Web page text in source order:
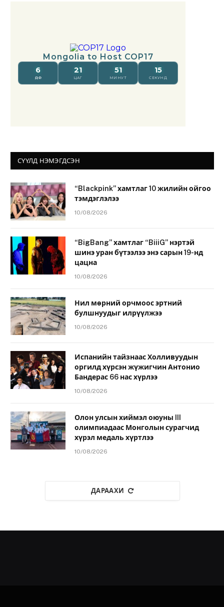
СҮҮЛД НЭМЭГДСЭН
“Blackpink” хамтлаг 10 жилийн ойгоо
тэмдэглэлээ
10/08/2026
“BigBang” хамтлаг “BiiiG” нэртэй
шинэ уран бүтээлээ энэ сарын 19-нд
цацна
10/08/2026
Нил мөрний орчмоос эртний
булшнуудыг илрүүлжээ
10/08/2026
Испанийн тайзнаас Холливуудын
оргилд хүрсэн жүжигчин Антонио
Бандерас 66 нас хүрлээ
10/08/2026
Олон улсын хиймэл оюуны III
олимпиадаас Монголын сурагчид
хүрэл медаль хүртлээ
10/08/2026
ДАРААХИ